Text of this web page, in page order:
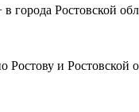
Ростовской